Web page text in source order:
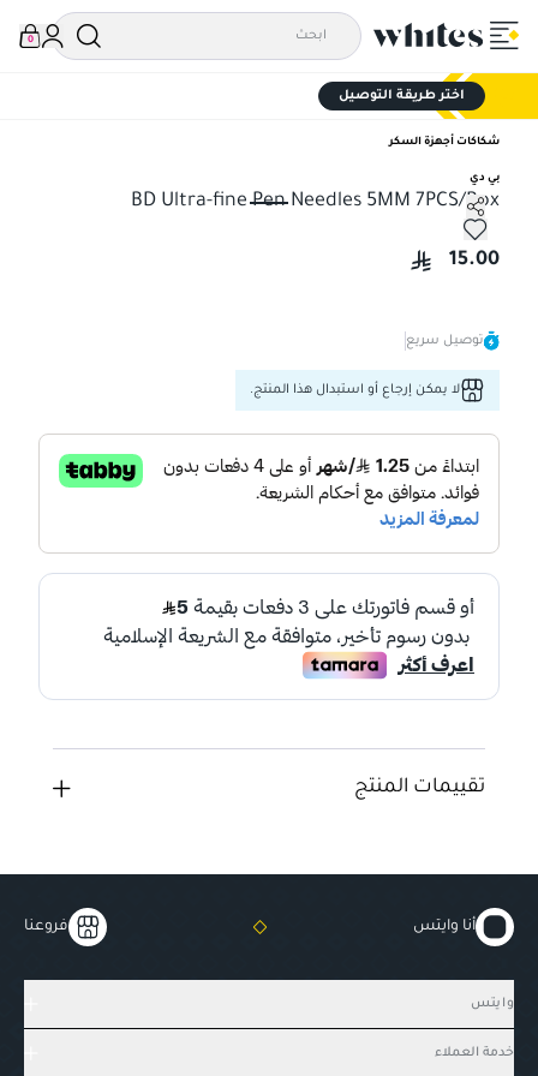
0
اختر طريقة التوصيل
شكاكات أجهزة السكر
بي دي
BD Ultra-fine Pen Needles 5MM 7PCS/Box
BD Ultra-fine Pen Needles 5MM 7PCS/Box
15.00
توصيل سريع
لا يمكن إرجاع أو استبدال هذا المنتج.
تقييمات المنتج
أنا وايتس فروعنا
وايتس
خدمة العملاء